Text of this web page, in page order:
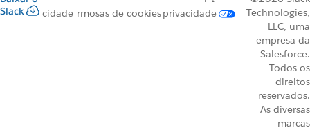
Slack
cidade rmosas de cookiesprivacidade
Technologies,
LLC, uma
empresa da
Salesforce.
Todos os
direitos
reservados.
As diversas
marcas